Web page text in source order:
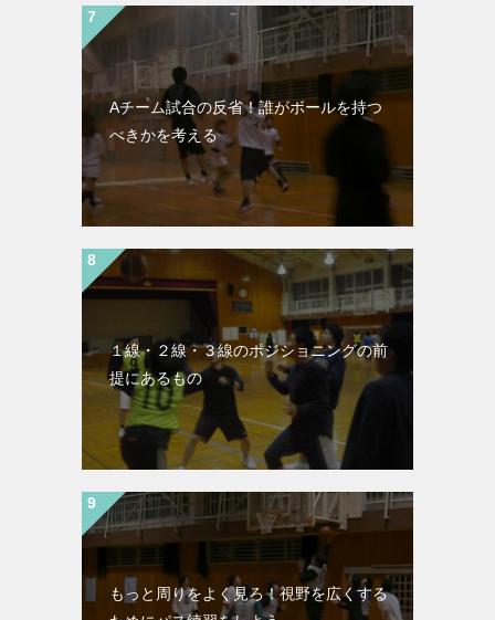
Aチーム試合の反省！誰がボールを持つ
べきかを考える
１線・２線・３線のポジショニングの前
提にあるもの
もっと周りをよく見ろ！視野を広くする